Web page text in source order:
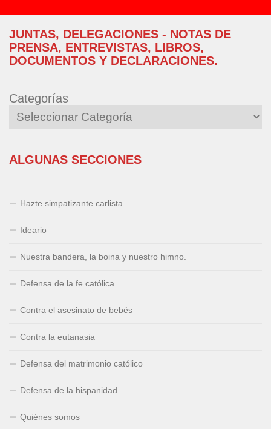
JUNTAS, DELEGACIONES - NOTAS DE
PRENSA, ENTREVISTAS, LIBROS,
DOCUMENTOS Y DECLARACIONES.
Categorías
ALGUNAS SECCIONES
Hazte simpatizante carlista
Ideario
Nuestra bandera, la boina y nuestro himno.
Defensa de la fe católica
Contra el asesinato de bebés
Contra la eutanasia
Defensa del matrimonio católico
Defensa de la hispanidad
Quiénes somos